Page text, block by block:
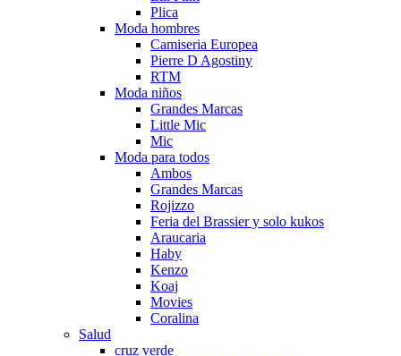
Plica
Moda hombres
Camiseria Europea
Pierre D Agostiny
RTM
Moda niños
Grandes Marcas
Little Mic
Mic
Moda para todos
Ambos
Grandes Marcas
Rojizzo
Feria del Brassier y solo kukos
Araucaria
Haby
Kenzo
Koaj
Movies
Coralina
Salud
cruz verde